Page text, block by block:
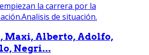
Maxi, Alberto, Adolfo,
Negri...